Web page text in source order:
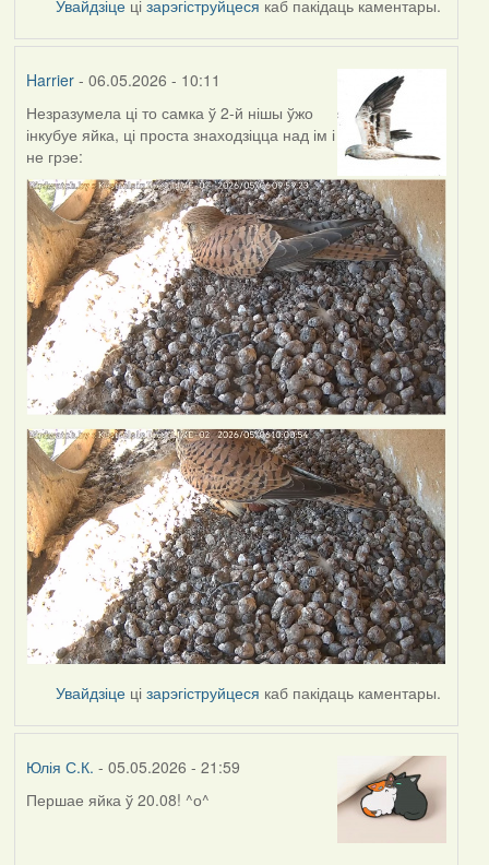
Увайдзіце цізарэгіструйцеся каб пакідаць каментары.
Harrier- 06.05.2026 - 10:11
Незразумела ці то самка ў 2-й нішы ўжо
інкубуе яйка, ці проста знаходзіцца над ім і
не грэе:
Увайдзіце цізарэгіструйцеся каб пакідаць каментары.
Юлія С.К. - 05.05.2026 - 21:59
Першае яйка ў 20.08! ^о^